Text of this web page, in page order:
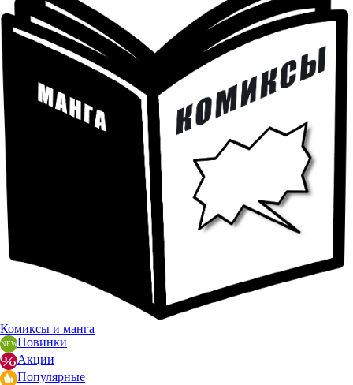
Комиксы и манга
Новинки
Акции
Популярные